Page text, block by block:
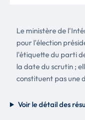
Le ministère de
pour l'élection
l'étiquette du parti
la date du scrutin ;
constituent pas une
Voir le détail des